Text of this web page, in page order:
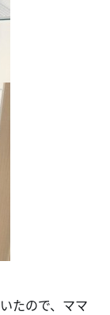
たので、ママ